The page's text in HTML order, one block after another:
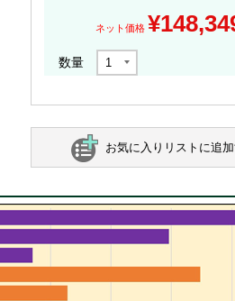
ネット価格 ¥
数量
お気に入りリストに追